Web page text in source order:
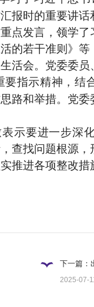
报时的重要讲
点发言，领学
的若干准则》等
活会。党委委员
要指示精神，结
路和举措。党
示要进一步深
查找问题根源
推进各项整改措
下一篇：
2025-07-11